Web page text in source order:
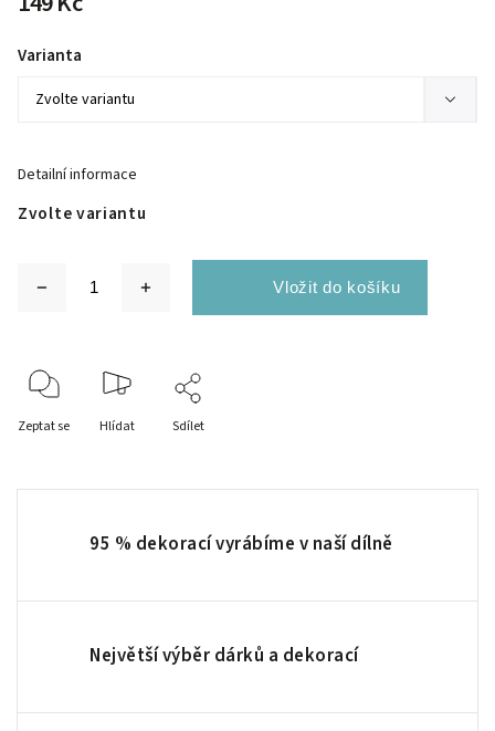
Zvolte variantu
Varianta
Detailní informace
Zeptat se Hlídat Sdílet
95 % dekorací vyrábíme v naší dílně
Největší výběr dárků a dekorací